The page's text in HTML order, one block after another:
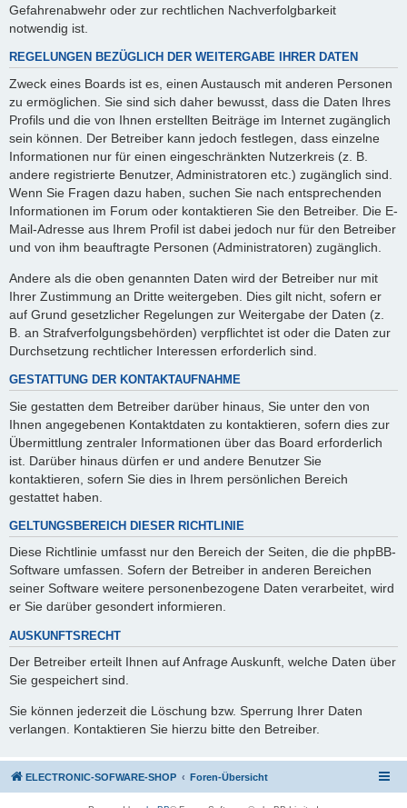
Gefahrenabwehr oder zur rechtlichen Nachverfolgbarkeit
notwendig ist.
REGELUNGEN BEZÜGLICH DER WEITERGABE IHRER DATEN
Zweck eines Boards ist es, einen Austausch mit anderen Personen
zu ermöglichen. Sie sind sich daher bewusst, dass die Daten Ihres
Profils und die von Ihnen erstellten Beiträge im Internet zugänglich
sein können. Der Betreiber kann jedoch festlegen, dass einzelne
Informationen nur für einen eingeschränkten Nutzerkreis (z. B.
andere registrierte Benutzer, Administratoren etc.) zugänglich sind.
Wenn Sie Fragen dazu haben, suchen Sie nach entsprechenden
Informationen im Forum oder kontaktieren Sie den Betreiber. Die E-
Mail-Adresse aus Ihrem Profil ist dabei jedoch nur für den Betreiber
und von ihm beauftragte Personen (Administratoren) zugänglich.
Andere als die oben genannten Daten wird der Betreiber nur mit
Ihrer Zustimmung an Dritte weitergeben. Dies gilt nicht, sofern er
auf Grund gesetzlicher Regelungen zur Weitergabe der Daten (z.
B. an Strafverfolgungsbehörden) verpflichtet ist oder die Daten zur
Durchsetzung rechtlicher Interessen erforderlich sind.
GESTATTUNG DER KONTAKTAUFNAHME
Sie gestatten dem Betreiber darüber hinaus, Sie unter den von
Ihnen angegebenen Kontaktdaten zu kontaktieren, sofern dies zur
Übermittlung zentraler Informationen über das Board erforderlich
ist. Darüber hinaus dürfen er und andere Benutzer Sie
kontaktieren, sofern Sie dies in Ihrem persönlichen Bereich
gestattet haben.
GELTUNGSBEREICH DIESER RICHTLINIE
Diese Richtlinie umfasst nur den Bereich der Seiten, die die phpBB-
Software umfassen. Sofern der Betreiber in anderen Bereichen
seiner Software weitere personenbezogene Daten verarbeitet, wird
er Sie darüber gesondert informieren.
AUSKUNFTSRECHT
Der Betreiber erteilt Ihnen auf Anfrage Auskunft, welche Daten über
Sie gespeichert sind.
Sie können jederzeit die Löschung bzw. Sperrung Ihrer Daten
verlangen. Kontaktieren Sie hierzu bitte den Betreiber.
ELECTRONIC-SOFWARE-SHOP Foren-Übersicht